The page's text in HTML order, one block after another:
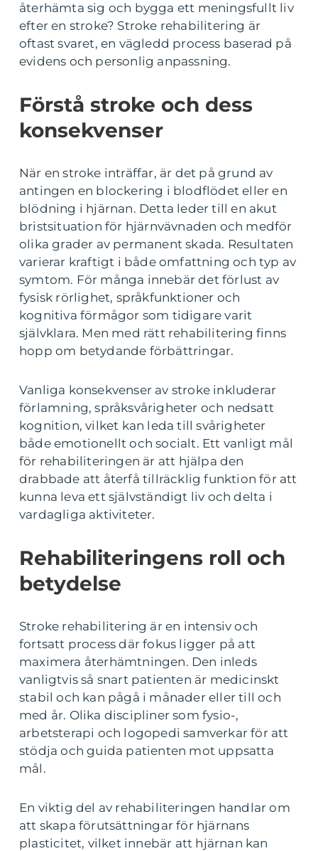
återhämta sig och bygga ett meningsfullt liv
efter en stroke? Stroke rehabilitering är
oftast svaret, en vägledd process baserad på
evidens och personlig anpassning.
Förstå stroke och dess
konsekvenser
När en stroke inträffar, är det på grund av
antingen en blockering i blodflödet eller en
blödning i hjärnan. Detta leder till en akut
bristsituation för hjärnvävnaden och medför
olika grader av permanent skada. Resultaten
varierar kraftigt i både omfattning och typ av
symtom. För många innebär det förlust av
fysisk rörlighet, språkfunktioner och
kognitiva förmågor som tidigare varit
självklara. Men med rätt rehabilitering finns
hopp om betydande förbättringar.
Vanliga konsekvenser av stroke inkluderar
förlamning, språksvårigheter och nedsatt
kognition, vilket kan leda till svårigheter
både emotionellt och socialt. Ett vanligt mål
för rehabiliteringen är att hjälpa den
drabbade att återfå tillräcklig funktion för att
kunna leva ett självständigt liv och delta i
vardagliga aktiviteter.
Rehabiliteringens roll och
betydelse
Stroke rehabilitering är en intensiv och
fortsatt process där fokus ligger på att
maximera återhämtningen. Den inleds
vanligtvis så snart patienten är medicinskt
stabil och kan pågå i månader eller till och
med år. Olika discipliner som fysio-,
arbetsterapi och logopedi samverkar för att
stödja och guida patienten mot uppsatta
mål.
En viktig del av rehabiliteringen handlar om
att skapa förutsättningar för hjärnans
plasticitet, vilket innebär att hjärnan kan